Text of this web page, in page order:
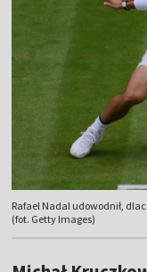
Rafael Nadal udowodnił,
(fot. Getty Images)